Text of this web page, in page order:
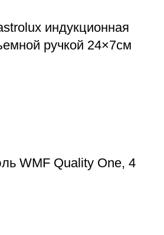
индукционная
ручкой 24×7см
WMF Quality One, 4